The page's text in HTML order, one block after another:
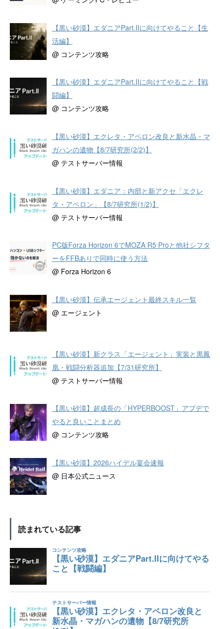
【黒い砂漠】エダニアPart.IIに向けてやること【生
活編】
@ コンテンツ攻略
【黒い砂漠】エダニアPart.IIに向けてやること【戦
闘編】
@ コンテンツ攻略
【黒い砂漠】エクレタ・アペロン改良と新水晶・マ
ガハンの遺物【8/7研究所(2/2)】
@ テストサーバー情報
【黒い砂漠】エダニア：内部と新アクセ「エクレ
タ・アペロン」【8/7研究所(1/2)】
@ テストサーバー情報
PC版Forza Horizon 6でMOZA R5 Proと他社シフタ
ーをFFBありで同時に使う方法
@ Forza Horizon 6
【黒い砂漠】伝承エージェント最終スキル一覧
@ エージェント
【黒い砂漠】新クラス「エージェント」実装と黒鳳
凰・戦闘分析器追加【7/31研究所】
@ テストサーバー情報
【黒い砂漠】超成長の「HYPERBOOST」アプデで
やると良いことまとめ
@ コンテンツ攻略
【黒い砂漠】2026ハイデル宴会速報
@ 日本公式ニュース
読まれている記事